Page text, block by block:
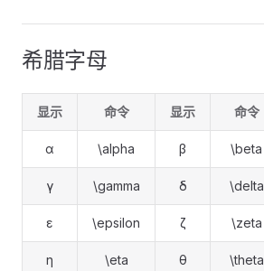
希腊字母
显示 命令 显示 命令
α \alpha β \beta
γ \gamma δ \delta
ε \epsilon ζ \zeta
η \eta θ \theta